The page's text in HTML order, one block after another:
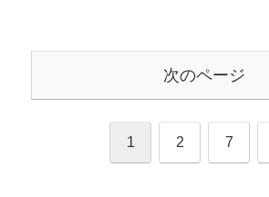
次のページ
1 2 7